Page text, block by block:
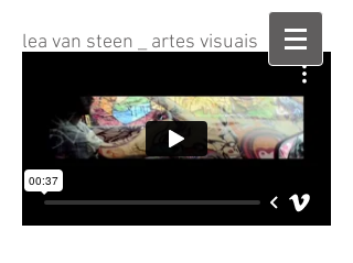
lea van steen _ artes visuais